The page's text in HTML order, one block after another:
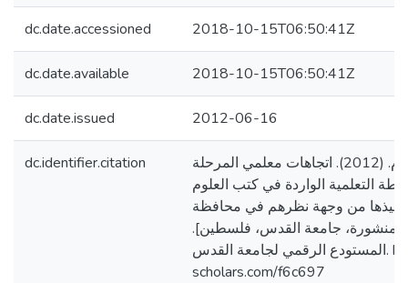
dc.date.accessioned 2018-10-15T06:50:41Z
dc.date.available 2018-10-15T06:50:41Z
dc.date.issued 2012-06-16
dc.identifier.citation
دوده، فاتن بسام. (2012). اتجاهات معلمي المرحلة
التعلمية الواردة في كتب العلوم
من وجهة نظرهم في محافظة
منشورة، جامعة القدس، فلسطين].
المستودع الرقمي لجامعة القدس. https://arab-
scholars.com/f6c697